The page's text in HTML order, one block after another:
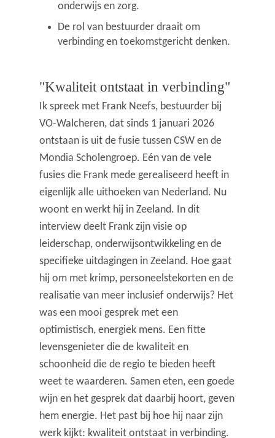
onderwijs en zorg.
De rol van bestuurder draait om
verbinding en toekomstgericht denken.
"Kwaliteit ontstaat in verbinding"
Ik spreek met Frank Neefs, bestuurder bij
VO-Walcheren, dat sinds 1 januari 2026
ontstaan is uit de fusie tussen CSW en de
Mondia Scholengroep. Eén van de vele
fusies die Frank mede gerealiseerd heeft in
eigenlijk alle uithoeken van Nederland. Nu
woont en werkt hij in Zeeland. In dit
interview deelt Frank zijn visie op
leiderschap, onderwijsontwikkeling en de
specifieke uitdagingen in Zeeland. Hoe gaat
hij om met krimp, personeelstekorten en de
realisatie van meer inclusief onderwijs? Het
was een mooi gesprek met een
optimistisch, energiek mens. Een fitte
levensgenieter die de kwaliteit en
schoonheid die de regio te bieden heeft
weet te waarderen. Samen eten, een goede
wijn en het gesprek dat daarbij hoort, geven
hem energie. Het past bij hoe hij naar zijn
werk kijkt: kwaliteit ontstaat in verbinding.